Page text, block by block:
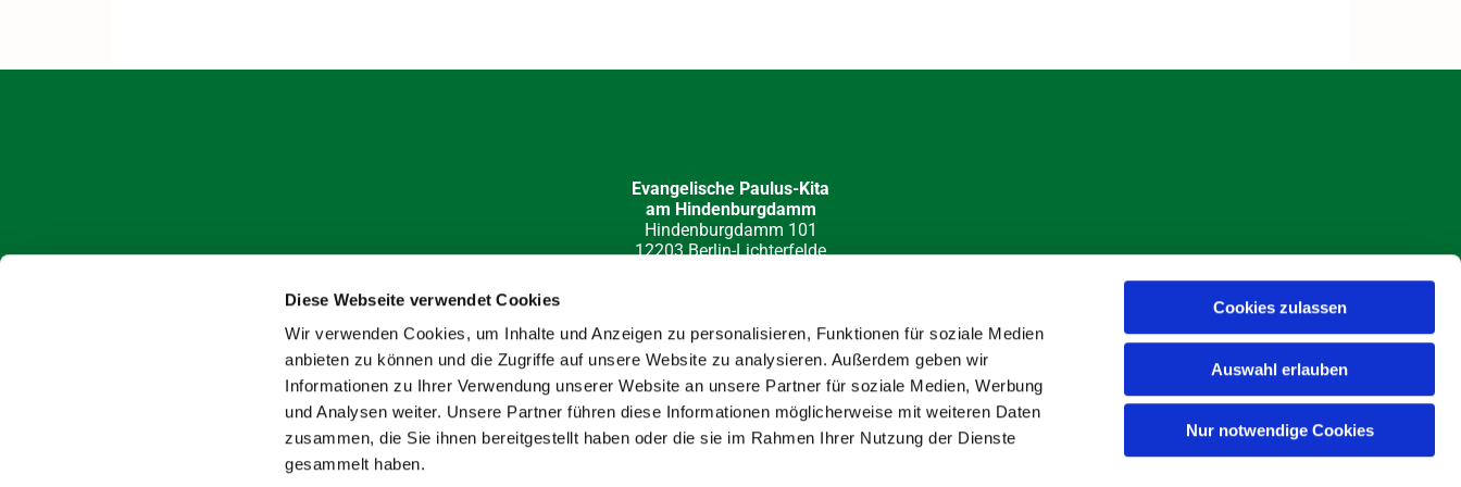
Diese Webseite verwendet Cookies
Wir verwenden Cookies, um Inhalte und Anzeigen zu personalisieren, Funktionen für soziale Medien
anbieten zu können und die Zugriffe auf unsere Website zu analysieren. Außerdem geben wir
Informationen zu Ihrer Verwendung unserer Website an unsere Partner für soziale Medien, Werbung
und Analysen weiter. Unsere Partner führen diese Informationen möglicherweise mit weiteren Daten
zusammen, die Sie ihnen bereitgestellt haben oder die sie im Rahmen Ihrer Nutzung der Dienste
gesammelt haben.
Cookies zulassen
Auswahl erlauben
Nur notwendige Cookies
Evangelische Paulus-Kita
am Hindenburgdamm
Hindenburgdamm 101
12203 Berlin-Lichterfelde
online-Redaktion: Katja Barloschky; Fotos: Hans Werner Müller, Klaus Böse